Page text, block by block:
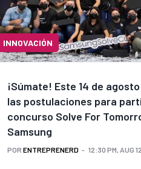
INNOVACIÓN
¡Súmate! Este 14 de
las postulaciones para
concurso Solve For
Samsung
POR ENTREPRENERD 12:30 PM, AUG 12